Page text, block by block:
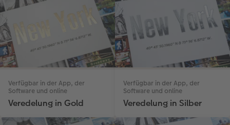
Verfügbar in der App, der
Software und online
Veredelung in Gold
Verfügbar in der App, der
Software und online
Veredelung in Silber